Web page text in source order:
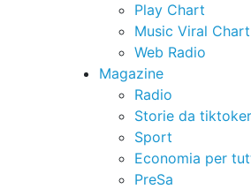
Play Chart
Music Viral Chart
Web Radio
Magazine
Radio
Storie da tiktoker
Sport
Economia per
PreSa